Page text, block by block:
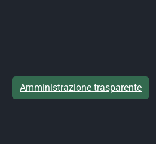
Amministrazione trasparente